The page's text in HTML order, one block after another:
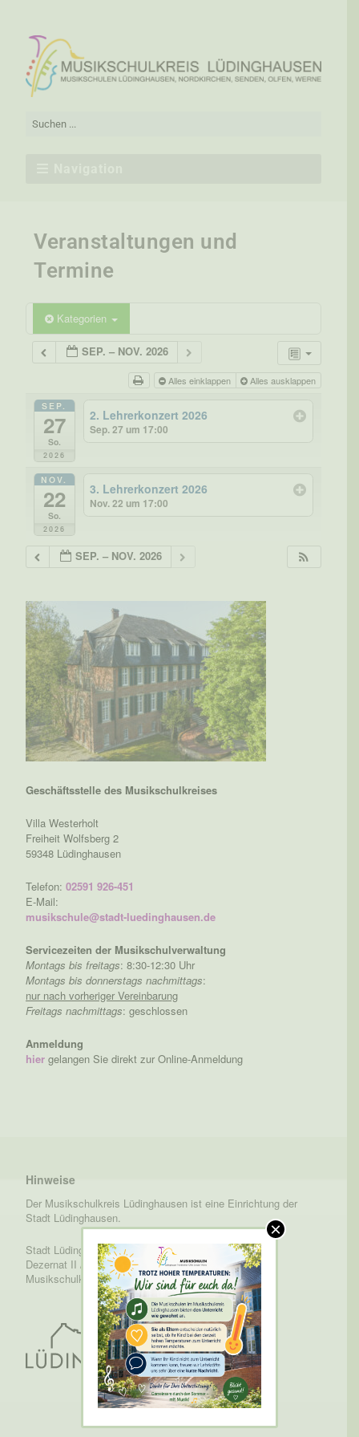
Veranstaltungen und
Termine
Kategorien
SEP. – NOV. 2026
Alles einklappen Alles ausklappen
SEP.
27
So.
2026
2. Lehrerkonzert 2026
Sep. 27 um 17:00
NOV.
22
So.
2026
3. Lehrerkonzert 2026
Nov. 22 um 17:00
SEP. – NOV. 2026
Geschäftsstelle des Musikschulkreises
Villa Westerholt
Freiheit Wolfsberg 2
59348 Lüdinghausen
Telefon: 02591 926-451
E-Mail:
musikschule@stadt-luedinghausen.de
Servicezeiten der Musikschulverwaltung
Montags bis freitags: 8:30-12:30 Uhr
Montags bis donnerstags nachmittags:
nur nach vorheriger Vereinbarung
Freitags nachmittags: geschlossen
Anmeldung
hier gelangen Sie direkt zur Online-Anmeldung
Hinweise
Der Musikschulkreis Lüdinghausen ist eine Einrichtung der
Stadt Lüdinghausen.
Stadt Lüdinghausen /
Dezernat II / Fachbereich 4 /
Musikschulkreis
×